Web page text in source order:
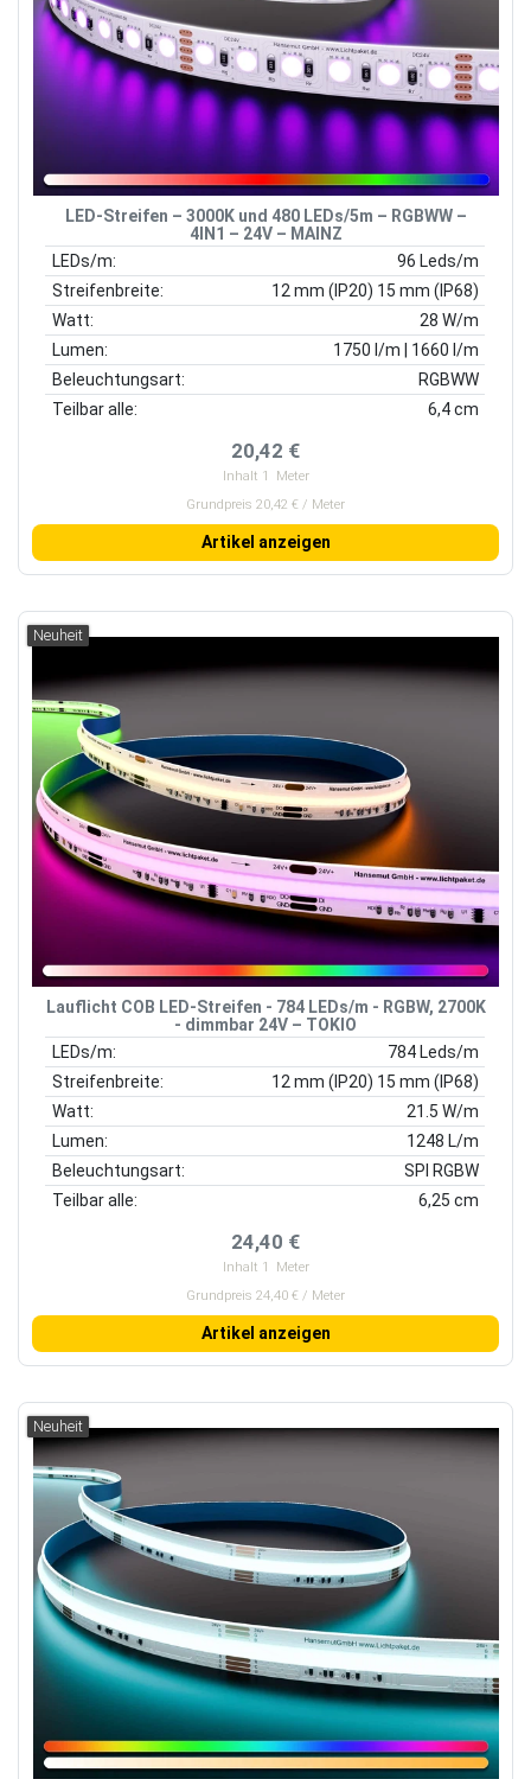
LED-Streifen – 3000K und 480 LEDs/5m – RGBWW –
4IN1 – 24V – MAINZ
LEDs/m:
96 Leds/m
Streifenbreite:
12 mm (IP20) 15 mm (IP68)
Watt:
28 W/m
Lumen:
1750 l/m | 1660 l/m
Beleuchtungsart:
RGBWW
Teilbar alle:
6,4 cm
20,42 €
Inhalt 1
Meter
Grundpreis 20,42 € / Meter
Artikel anzeigen
Neuheit
Lauflicht COB LED-Streifen - 784 LEDs/m - RGBW, 2700K
- dimmbar 24V – TOKIO
LEDs/m:
784 Leds/m
Streifenbreite:
12 mm (IP20) 15 mm (IP68)
Watt:
21.5 W/m
Lumen:
1248 L/m
Beleuchtungsart:
SPI RGBW
Teilbar alle:
6,25 cm
24,40 €
Inhalt 1
Meter
Grundpreis 24,40 € / Meter
Artikel anzeigen
Neuheit